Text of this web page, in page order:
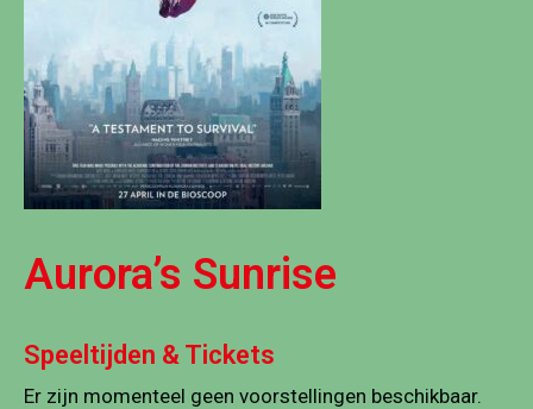
Aurora’s Sunrise
Speeltijden & Tickets
Er zijn momenteel geen voorstellingen beschikbaar.